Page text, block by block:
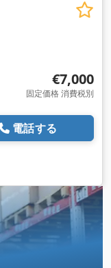
€7,000
固定価格 消費税別
電話する